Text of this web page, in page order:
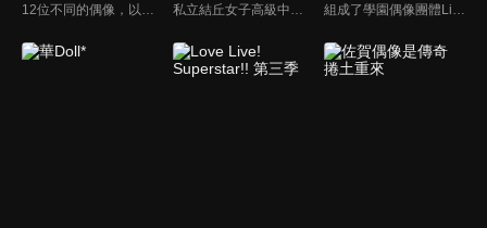
12位不同的偶像，以不同月份為特色，散發著屬於各自的魅力。偶像們的日常生活中也充滿著平凡的樂趣！每天歡聲笑語，偶爾也發生意外……讓我們看看，今天又會發生些什麼呢？ 偶像日常故事，開啟新篇章！ 私立結丘女子高級中學，沒有歷史，沒有舊生，甚至校名也毫無知名度，在這間什麼都沒有的新學校裡，以澀谷香音為中心的五名少女邂逅了「學園偶像」。我想用歌聲……實現心願！仍然渺小的幾顆星星，她們遠大的想法此時開始交錯——。這就是從零開始，屬於擁有無限可能的她們「一起實現的故事 」(學園偶像計畫)。 組成了學園偶像團體Liella!的澀谷香音等人迎接新生，又有4名少女將在"學園偶像"的道路上邁出步伐！！ 我想要與新生們一起努力——。 加入了新成員，與香音等人一起朝著最亮的一顆星前進的「大家一起實現的故事 」(學園偶像計畫)。 展翅翱翔吧！我們的Love Live！